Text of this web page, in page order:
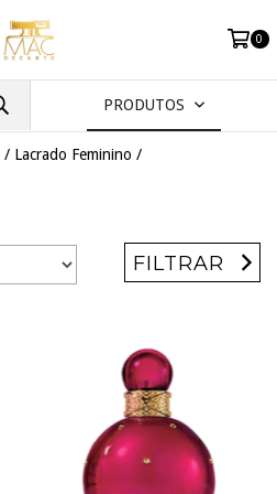
0
PRODUTOS
/ Lacrado Feminino /
FILTRAR